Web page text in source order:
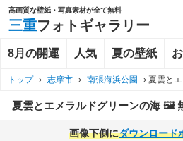
高画質な壁紙・写真素材が全て無料
三重フォトギャラリー
8月の開運 人気 夏の壁紙
トップ › 志摩市 › 南張海浜公園 › 夏雲と
夏雲とエメラルドグリーンの海 🖼️
画像下側にダウンロード